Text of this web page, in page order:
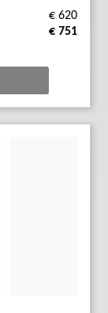
€ 620
€ 751